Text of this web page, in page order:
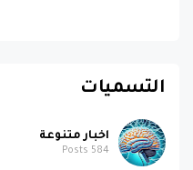
التسميات
اخبار متنوعة
584